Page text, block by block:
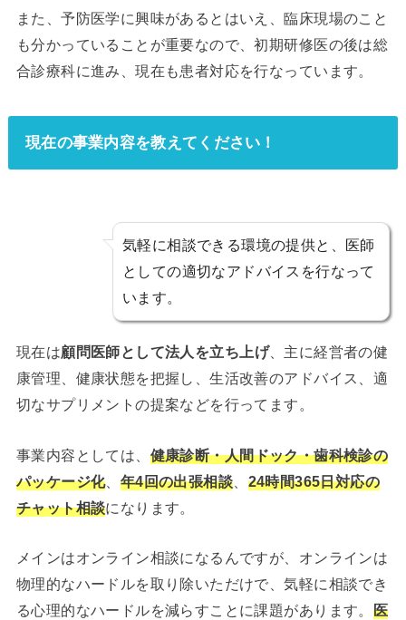
また、予防医学に興味があるとはいえ、臨床現場のこと
も分かっていることが重要なので、初期研修医の後は総
合診療科に進み、現在も患者対応を行なっています。
現在の事業内容を教えてください！
気軽に相談できる環境の提供と、医師
としての適切なアドバイスを行なって
います。
現在は顧問医師として法人を立ち上げ、主に経営者の健
康管理、健康状態を把握し、生活改善のアドバイス、適
切なサプリメントの提案などを行ってます。
事業内容としては、 健康診断・人間ドック・歯科検診の
パッケージ化、 年4回の出張相談
24時間365日対応の
チャット相談になります。
メインはオンライン相談になるんですが、オンラインは
物理的なハードルを取り除いただけで、気軽に相談でき
る心理的なハードルを減らすことに課題があります。 医